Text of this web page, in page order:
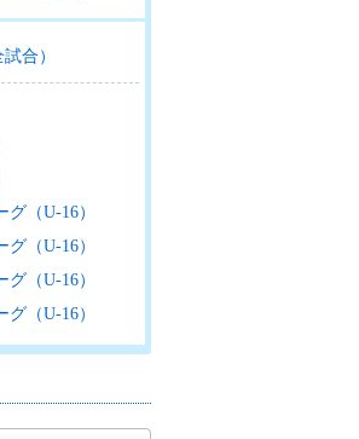
合）
グ（U-16）
グ（U-16）
グ（U-16）
グ（U-16）